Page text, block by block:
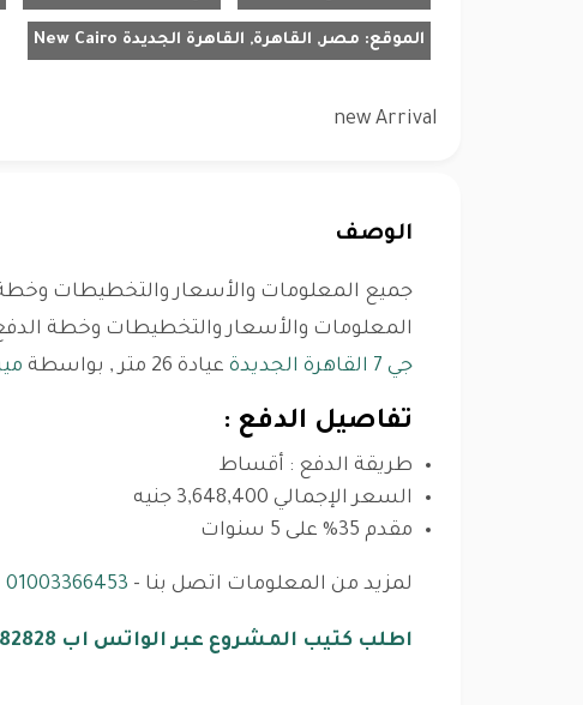
الموقع: مصر, القاهرة, القاهرة الجديدة New Cairo
new Arrival
الوصف
جميع المعلومات والأسعار والتخطيطات وخطة
المعلومات والأسعار والتخطيطات وخطة
جي 7 القاهرة الجديدة
عيادة 26 متر , بواسطة
تفاصيل الدفع :
طريقة الدفع : أقساط
السعر الإجمالي 3,648,400 جنيه
مقدم 35% على 5 سنوات
لمزيد من المعلومات اتصل بنا - 01003366453
اطلب كتيب المشروع عبر الواتس اب 01125282828 اضغط هنا